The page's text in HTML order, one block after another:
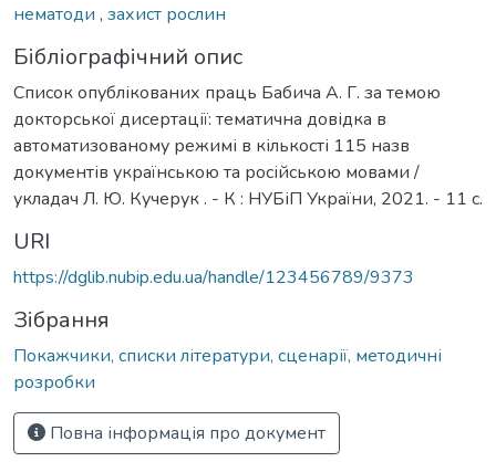
нематоди , захист рослин
Бібліографічний опис
Список опублікованих праць Бабича А. Г. за темою
докторської дисертації: тематична довідка в
автоматизованому режимі в кількості 115 назв
документів українською та російською мовами /
укладач Л. Ю. Кучерук . - К : НУБіП України, 2021. - 11 с.
URI
https://dglib.nubip.edu.ua/handle/123456789/9373
Зібрання
Покажчики, списки літератури, сценарії, методичні
розробки
Повна інформація про документ